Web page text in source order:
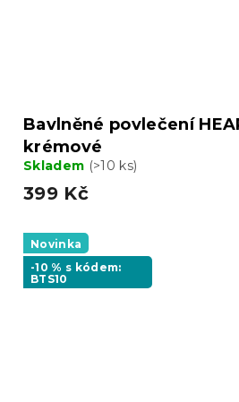
Bavlněné povlečení
krémové
Skladem (>10 ks)
399 Kč
Novinka
-10 % s kódem:
BTS10